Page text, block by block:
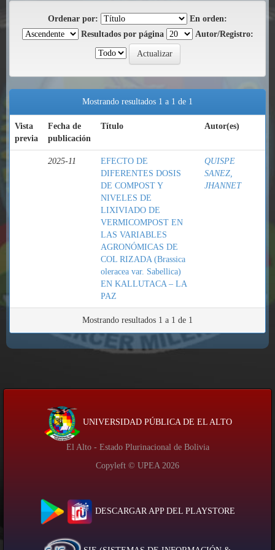
Ordenar por:
En orden:
Resultados por página
Autor/Registro:
Mostrando resultados 1 a 1 de 1
Vista
previa
Fecha de
publicación
Título Autor(es)
2025-11
EFECTO DE
DIFERENTES DOSIS
DE COMPOST Y
NIVELES DE
LIXIVIADO DE
VERMICOMPOST EN
LAS VARIABLES
AGRONÓMICAS DE
COL RIZADA (Brassica
oleracea var. Sabellica)
EN KALLUTACA – LA
PAZ
QUISPE
SANEZ,
JHANNET
Mostrando resultados 1 a 1 de 1
UNIVERSIDAD PÚBLICA DE EL ALTO
El Alto - Estado Plurinacional de Bolivia
Copyleft © UPEA 2026
DESCARGAR APP DEL PLAYSTORE